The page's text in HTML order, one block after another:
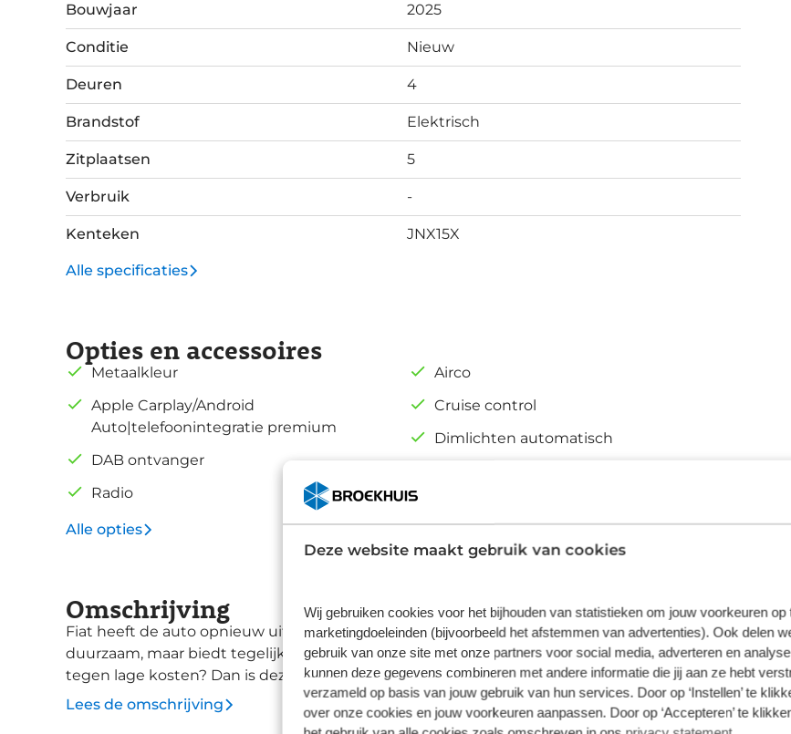
Deze website maakt gebruik van cookies
Wij gebruiken cookies voor het bijhouden van statistieken om jouw voorkeuren op
marketingdoeleinden (bijvoorbeeld het afstemmen van advertenties). Ook delen
gebruik van onze site met onze partners voor social media, adverteren en
kunnen deze gegevens combineren met andere informatie die jij aan ze hebt
verzameld op basis van jouw gebruik van hun services. Door op ‘Instellen’ te
over onze cookies en jouw voorkeuren aanpassen. Door op ‘Accepteren’ te
Bouwjaar 2025
Conditie Nieuw
Deuren 4
Brandstof Elektrisch
Zitplaatsen 5
Verbruik -
Kenteken JNX15X
Alle specificaties
Opties en accessoires
Metaalkleur
Apple Carplay/Android
Auto|telefoonintegratie premium
DAB ontvanger
Radio
Airco
Cruise control
Dimlichten automatisch
Alle opties
Omschrijving
Fiat heeft de auto opnieuw uitgevonden. De volledig elektrische Fiat Grande Panda is
duurzaam, maar biedt tegelijk veel rijcomfort en geweldige prestaties. Geruisloos genieten
tegen lage kosten? Dan is deze elektromotor iets voor u! Dit is een splinternieuwe auto, die
nu uit voorraad leverbaar is. In deze Fiat profiteert u onder andere ook van: LED koplampen,
in hoogte verstelbare voorstoelen, in delen neerklapbare achterbank en LED-achterlichten.
Lees de omschrijving